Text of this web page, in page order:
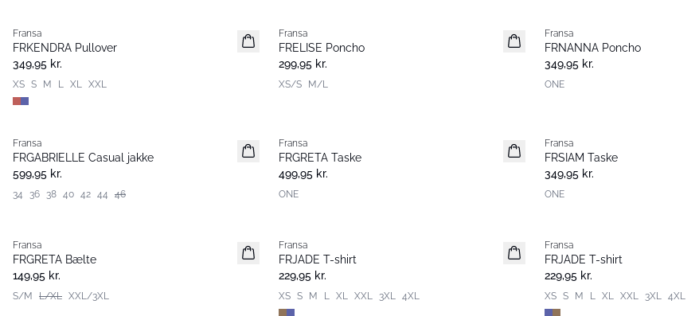
Nyhed
Fransa
FRKENDRA Pullover
349,95 kr.
XS S M L XL XXL
Nyhed
Fransa
FRELISE Poncho
299,95 kr.
XS/S M/L
Nyhed
Fransa
FRNANNA Poncho
349,95 kr.
ONE
Nyhed
Fransa
FRGABRIELLE Casual jakke
599,95 kr.
34 36 38 40 42 44 46
Nyhed
Fransa
FRGRETA Taske
499,95 kr.
ONE
Nyhed
Fransa
FRSIAM Taske
349,95 kr.
ONE
Nyhed
Fransa
FRGRETA Bælte
149,95 kr.
S/M L/XL XXL/3XL
Extended size
Nyhed
Fransa
FRJADE T-shirt
229,95 kr.
XS S M L XL XXL 3XL 4XL
Extended size
Nyhed
Fransa
FRJADE T-shirt
229,95 kr.
XS S M L XL XXL 3XL 4XL